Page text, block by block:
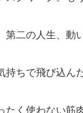
第二の人生、動
持ちで飛び込ん
たく使わない筋